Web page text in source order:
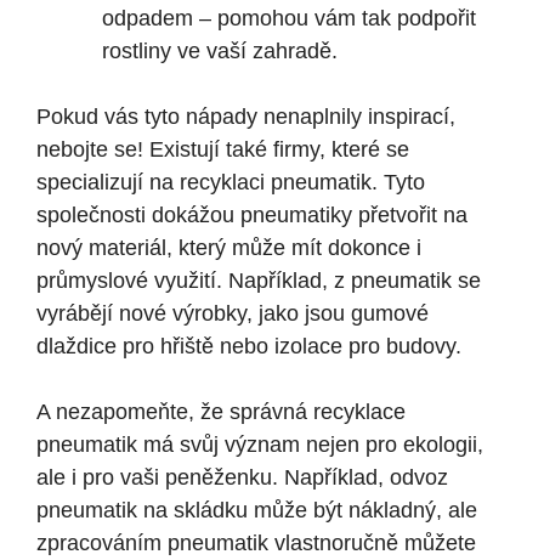
odpadem – pomohou vám tak podpořit
rostliny ve vaší zahradě.
Pokud vás tyto nápady nenaplnily inspirací,
nebojte se! Existují také firmy, které se
specializují na recyklaci pneumatik. Tyto
společnosti dokážou pneumatiky přetvořit na
nový materiál, který může mít dokonce i
průmyslové využití. Například, z pneumatik se
vyrábějí nové výrobky, jako jsou gumové
dlaždice pro hřiště nebo izolace pro budovy.
A nezapomeňte, že správná recyklace
pneumatik má svůj význam nejen pro ekologii,
ale i pro vaši peněženku. Například, odvoz
pneumatik na skládku může být nákladný, ale
zpracováním pneumatik vlastnoručně můžete